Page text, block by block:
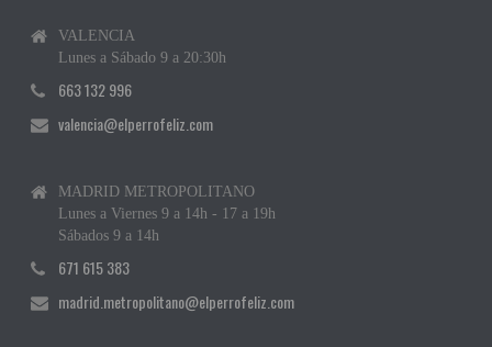
VALENCIA
Lunes a Sábado 9 a 20:30h
663 132 996
valencia@elperrofeliz.com
MADRID METROPOLITANO
Lunes a Viernes 9 a 14h - 17 a 19h
Sábados 9 a 14h
671 615 383
madrid.metropolitano@elperrofeliz.com